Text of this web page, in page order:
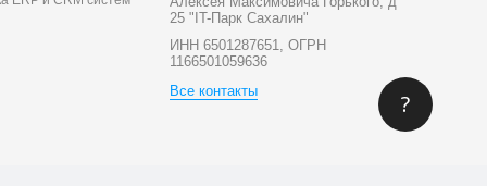
25 "IT-Парк Сахалин"
ИНН 6501287651, ОГРН
1166501059636
Все контакты
?